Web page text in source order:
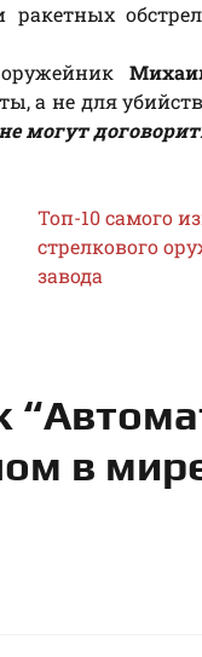
ракетных
а не для
могут
Топ-10 самого
стрелкового
завода
в